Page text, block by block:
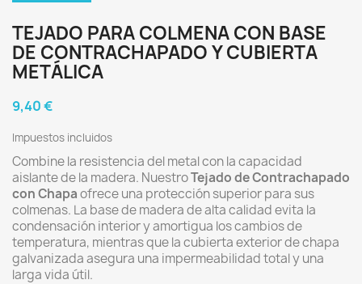
TEJADO PARA COLMENA CON BASE
DE CONTRACHAPADO Y CUBIERTA
METÁLICA
9,40 €
Impuestos incluidos
Combine la resistencia del metal con la capacidad
aislante de la madera. NuestroTejado de Contrachapado
con Chapaofrece una protección superior para sus
colmenas. La base de madera de alta calidad evita la
condensación interior y amortigua los cambios de
temperatura, mientras que la cubierta exterior de chapa
galvanizada asegura una impermeabilidad total y una
larga vida útil.